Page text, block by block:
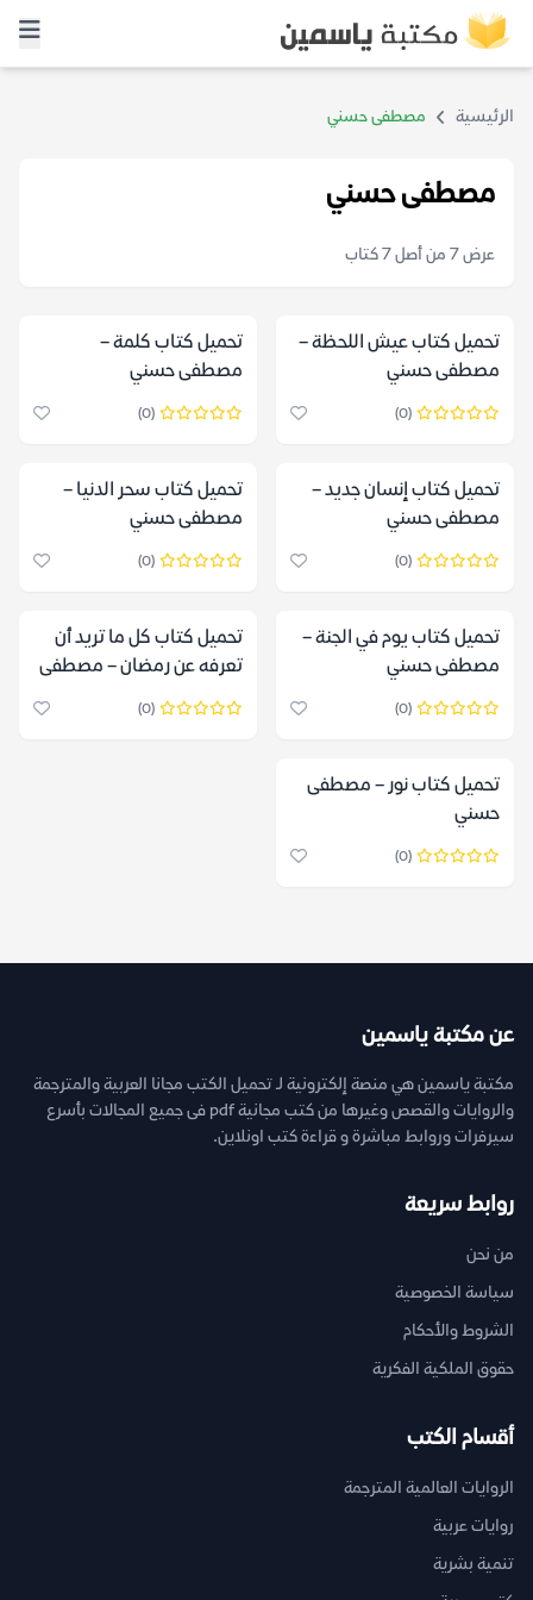
الرئيسية مصطفى حسني
مصطفى حسني
عرض 7 من أصل 7 كتاب
تحميل كتاب عيش اللحظة –
مصطفى حسني
(0)
تحميل كتاب كلمة –
مصطفى حسني
(0)
تحميل كتاب إنسان جديد –
مصطفى حسني
(0)
تحميل كتاب سحر الدنيا –
مصطفى حسني
(0)
تحميل كتاب يوم في الجنة –
مصطفى حسني
(0)
تحميل كتاب كل ما تريد أن
تعرفه عن رمضان‬ – مصطفى
حسني
(0)
تحميل كتاب نور – مصطفى
حسني
(0)
عن مكتبة ياسمين
مكتبة ياسمين هي منصة إلكترونية لـ تحميل الكتب مجانا العربية والمترجمة
والروايات والقصص وغيرها من كتب مجانية pdf فى جميع المجالات بأسرع
سيرفرات وروابط مباشرة و قراءة كتب اونلاين.
روابط سريعة
من نحن
سياسة الخصوصية
الشروط والأحكام
حقوق الملكية الفكرية
أقسام الكتب
الروايات العالمية المترجمة
روايات عربية
تنمية بشرية